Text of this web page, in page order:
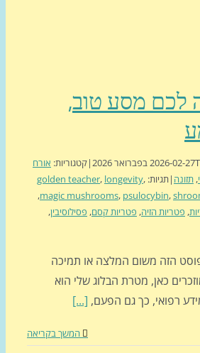
מסע טוב,
|קטגוריות:אורח
golden teacher,longevity,
magic mushrooms,
,
הזיה,פטריות קסם,פסילוסיבין ,
משום המלצה או תמיכה
מטרת הבלוג שלי הוא
כך גם הפעם, [...]
המשך בקריאה